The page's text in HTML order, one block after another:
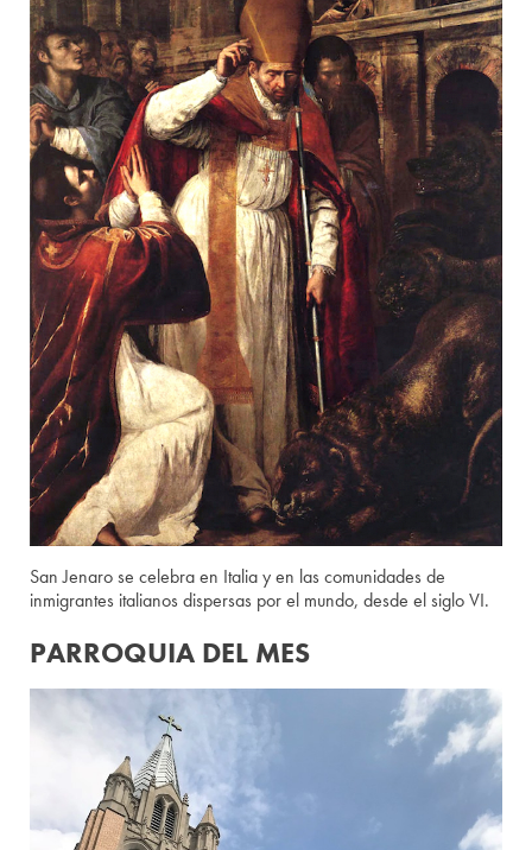
San Jenaro se celebra en Italia y en las comunidades de
inmigrantes italianos dispersas por el mundo, desde el siglo VI.
PARROQUIA DEL MES